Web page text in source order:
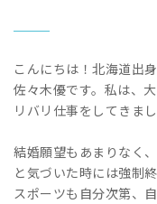
こんにちは！北海道出
佐々木優です。私は、
リバリ仕事をしてきまし
結婚願望もあまりなく
と気づいた時には強制
スポーツも自分次第、